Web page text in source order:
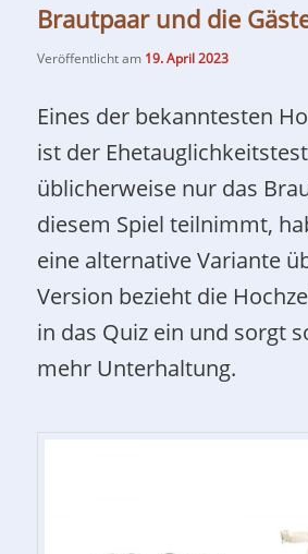
Brautpaar und die
Veröffentlicht am 19. April 2023
Eines der bekanntesten
ist der
üblicherweise nur das
diesem Spiel teilnimmt,
eine alternative Variante
Version bezieht die
in das Quiz ein und sorgt
mehr Unterhaltung.